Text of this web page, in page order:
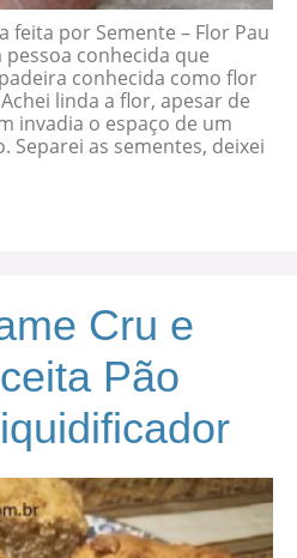
feita por Semente – Flor Pau
conhecida que
conhecida como flor
linda a flor, apesar de
invadia o espaço de um
Separei as sementes, deixei
Cru e
Pão